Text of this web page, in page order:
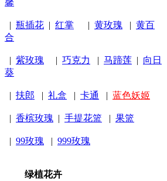
馨
| 瓶插花 | 红掌 | 黄玫瑰 | 黄百
合
| 紫玫瑰 | 巧克力 | 马蹄莲 | 向日
葵
| 扶郎 | 礼盒 | 卡通 | 蓝色妖姬
| 香槟玫瑰 | 手提花篮 | 果篮
| 99玫瑰 | 999玫瑰
绿植花卉